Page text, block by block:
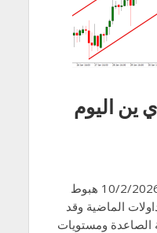
ين اليوم
التحليل الفني الكندي ين اليوم 10/2/2026 هبوط
الماضية وقد
الصاعدة ومستويات